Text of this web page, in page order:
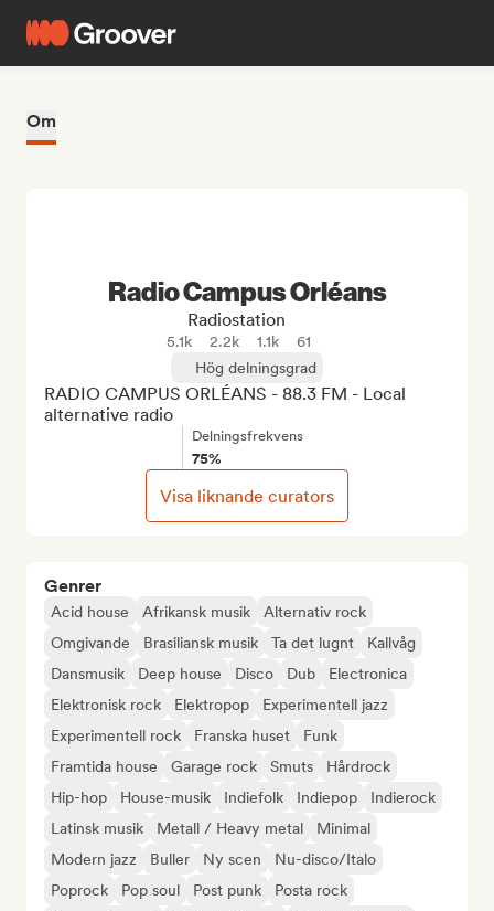
Om
Genrer
Acid house Afrikansk musik
Alternativ rock
Omgivande
Brasiliansk musik Ta det lugnt
Kallvåg
Dansmusik
Deep house Disco Dub
Electronica
Elektronisk rock
Elektropop
Experimentell jazz
Experimentell rock
Franska huset
Funk
Framtida house
Garage rock Smuts
Hårdrock
Hip-hop
House-musik Indiefolk Indiepop
Indierock
Latinsk musik
Metall / Heavy metal
Minimal
Modern jazz
Buller Ny scen
Nu-disco/Italo
Poprock
Pop soul Post punk
Posta rock
Radio Campus Orléans
Radiostation
5.1k 2.2k 1.1k
61
Hög delningsgrad
RADIO CAMPUS ORLÉANS - 88.3 FM - Local
alternative radio
Delningsfrekvens
75%
Visa liknande curators